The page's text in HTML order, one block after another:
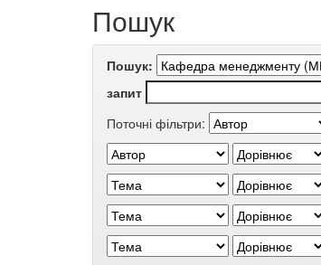
Пошук
Пошук:
запит
Поточні фільтри: